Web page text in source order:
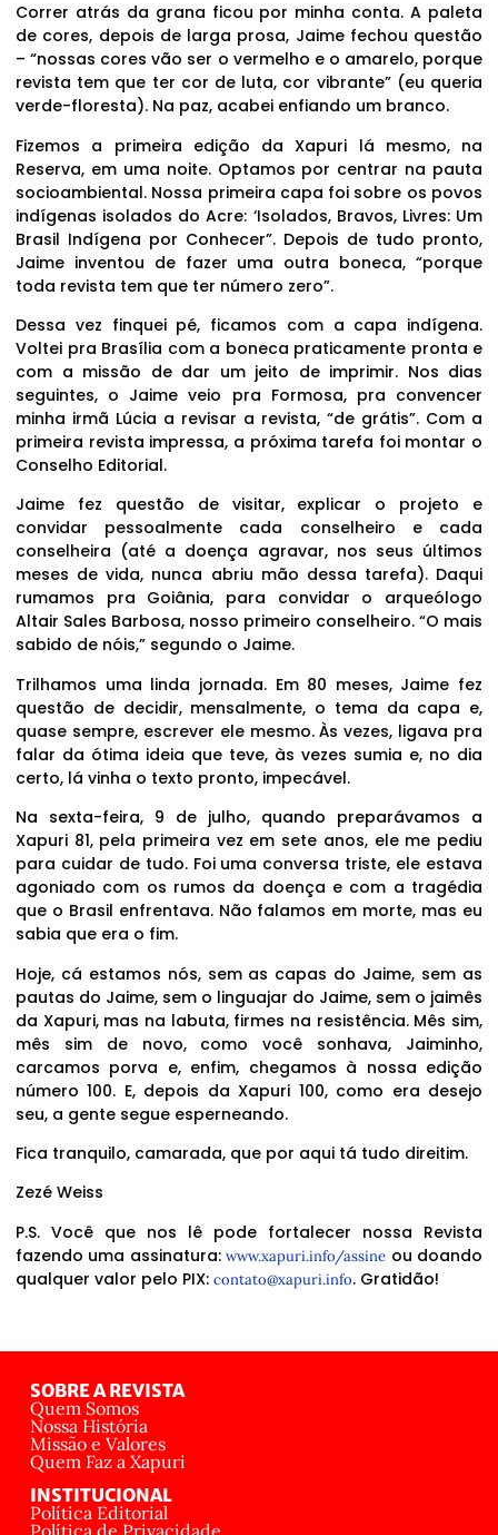
Correr atrás da grana ficou por minha conta. A paleta
de cores, depois de larga prosa, Jaime fechou questão
– “nossas cores vão ser o vermelho e o amarelo, porque
revista tem que ter cor de luta, cor vibrante” (eu queria
verde-floresta). Na paz, acabei enfiando um branco.
Fizemos a primeira edição da Xapuri lá mesmo, na
Reserva, em uma noite. Optamos por centrar na pauta
socioambiental. Nossa primeira capa foi sobre os povos
indígenas isolados do Acre: ‘Isolados, Bravos, Livres: Um
Brasil Indígena por Conhecer”. Depois de tudo pronto,
Jaime inventou de fazer uma outra boneca, “porque
toda revista tem que ter número zero”.
Dessa vez finquei pé, ficamos com a capa indígena.
Voltei pra Brasília com a boneca praticamente pronta e
com a missão de dar um jeito de imprimir. Nos dias
seguintes, o Jaime veio pra Formosa, pra convencer
minha irmã Lúcia a revisar a revista, “de grátis”. Com a
primeira revista impressa, a próxima tarefa foi montar o
Conselho Editorial.
Jaime fez questão de visitar, explicar o projeto e
convidar pessoalmente cada conselheiro e cada
conselheira (até a doença agravar, nos seus últimos
meses de vida, nunca abriu mão dessa tarefa). Daqui
rumamos pra Goiânia, para convidar o arqueólogo
Altair Sales Barbosa, nosso primeiro conselheiro. “O mais
sabido de nóis,” segundo o Jaime.
Trilhamos uma linda jornada. Em 80 meses, Jaime fez
questão de decidir, mensalmente, o tema da capa e,
quase sempre, escrever ele mesmo. Às vezes, ligava pra
falar da ótima ideia que teve, às vezes sumia e, no dia
certo, lá vinha o texto pronto, impecável.
Na sexta-feira, 9 de julho, quando preparávamos a
Xapuri 81, pela primeira vez em sete anos, ele me pediu
para cuidar de tudo. Foi uma conversa triste, ele estava
agoniado com os rumos da doença e com a tragédia
que o Brasil enfrentava. Não falamos em morte, mas eu
sabia que era o fim.
Hoje, cá estamos nós, sem as capas do Jaime, sem as
pautas do Jaime, sem o linguajar do Jaime, sem o jaimês
da Xapuri, mas na labuta, firmes na resistência. Mês sim,
mês sim de novo, como você sonhava, Jaiminho,
carcamos porva e, enfim, chegamos à nossa edição
número 100. E, depois da Xapuri 100, como era desejo
seu, a gente segue esperneando.
Fica tranquilo, camarada, que por aqui tá tudo direitim.
Zezé Weiss
P.S. Você que nos lê pode fortalecer nossa Revista
fazendo uma assinatura:www.xapuri.info/assine ou doando
qualquer valor pelo PIX: contato@xapuri.info. Gratidão!
SOBRE A REVISTA
Quem Somos
Nossa História
Missão e Valores
Quem Faz a Xapuri
INSTITUCIONAL
Política Editorial